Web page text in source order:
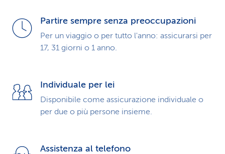
Partire sempre senza preoccupazioni
Per un viaggio o per tutto l'anno: assicurarsi per
17, 31 giorni o 1 anno.
Individuale per lei
Disponibile come assicurazione individuale o
per due o più persone insieme.
Assistenza al telefono